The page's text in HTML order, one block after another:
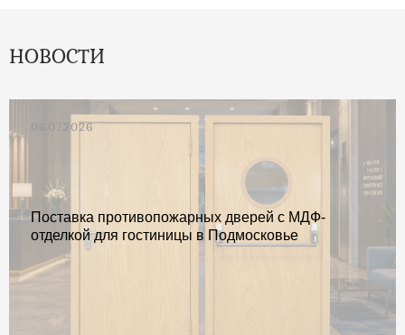
НОВОСТИ
06.07.2026
Поставка противопожарных дверей с МДФ-
отделкой для гостиницы в Подмосковье